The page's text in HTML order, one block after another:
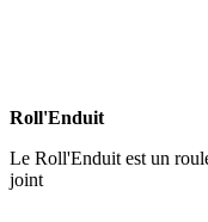
Roll'Enduit
Le Roll'Enduit est un
joint